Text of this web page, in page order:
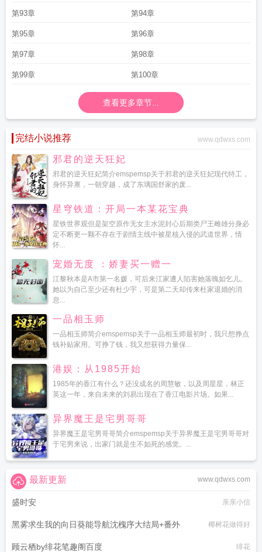
第93章 第94章
第95章 第96章
第97章 第98章
第99章 第100章
查看更多章节...
完结小说推荐 www.qdwxs.com
邪君的逆天狂妃
邪君的逆天狂妃简介emspemsp关于邪君的逆天狂妃现代特工，
身怀异禀，一朝穿越，成了东璃国舒家的废...
星穹铁道：开局一本某花宝典
星铁世界观但是架空原作无女主水泥封心后期类尸王雌雄分身必
定不断更一颗不存在于剧情主线中被星核入侵的武道世界，情
怀...
宠婚无度 ：娇妻买一赠一
江黎秋本是A市第一名媛，可后来江家遭人陷害她落魄如乞儿。
她以为自己至少还有杜少宇，可是第二天却传来杜家退婚的消
息...
一品相玉师
一品相玉师简介emspemsp关于一品相玉师最初时，我只想挣点
钱补贴家用。可挣了钱，我又想获得力量保...
港娱：从1985开始
1985年的香江有什么？还没成名的周慧敏，以及周星星，林正
英这一年，来自未来的刘易出现在了香江电影片场。如果...
异界魔王是宅男哥哥
异界魔王是宅男哥哥简介emspemsp关于异界魔王是宅男哥哥对
于宅男来说，出家门就是生不如死的感觉。...
www.qdwxs.com
最新更新
盛时安 亲亲小信
黑雾求生我的向日葵能导航沈槐序大结局+番外 椰树花做得好
顾云栖by绯花笔趣阁百度 绯花